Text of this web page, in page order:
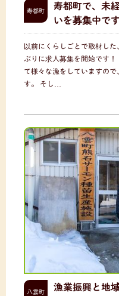
寿都町
寿都町で、未
いを募集中です
以前にくらしごとで取材し
ぶりに求人募集を開始です
て様々な漁をしていますの
す。 そし…
八雲町 漁業振興と地